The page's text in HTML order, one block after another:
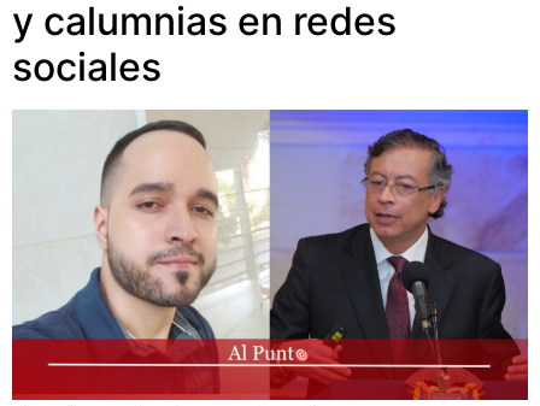
y calumnias en redes
sociales